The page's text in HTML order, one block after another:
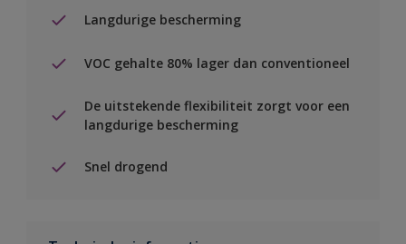
Langdurige bescherming
VOC gehalte 80% lager dan conventioneel
De uitstekende flexibiliteit zorgt voor een
langdurige bescherming
Snel drogend